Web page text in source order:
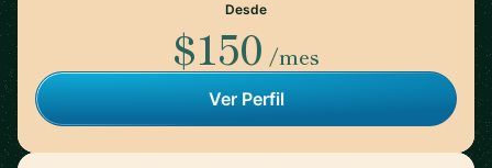
Desde
$150 /mes
Ver Perfil